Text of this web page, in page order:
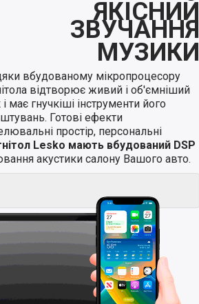
ЯКІСНИЙ
ЗВУЧАННЯ
МУЗИКИ
вбудованому мікропроцесору
відтворює живий і об'ємніший
має гнучкіші інструменти його
Готові ефекти
простір, персональні
Lesko мають вбудований DSP
акустики салону Вашого авто.